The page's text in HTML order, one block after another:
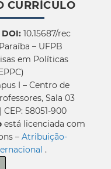
CURRÍCULO
10.15687/rec
– UFPB
em Políticas
I – Centro de
Sala 03
58051-900
está licenciada com
– Atribuição-
.